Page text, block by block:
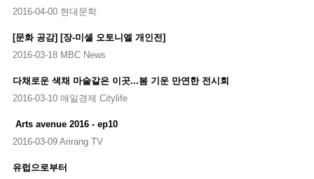
2016-04-00 현대문학
[문화 공감] [장-미셸 오토니엘 개인전]
2016-03-18 MBC News
다채로운 색채 마술같은 이곳...봄 기운 만연한 전시회
2016-03-10 매일경제 Citylife
Arts avenue 2016 - ep10
2016-03-09 Arirang TV
유럽으로부터